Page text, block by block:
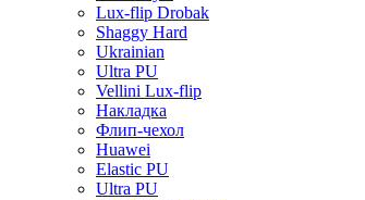
Lux-flip Drobak
Shaggy Hard
Ukrainian
Ultra PU
Vellini Lux-flip
Накладка
Флип-чехол
Huawei
Elastic PU
Ultra PU